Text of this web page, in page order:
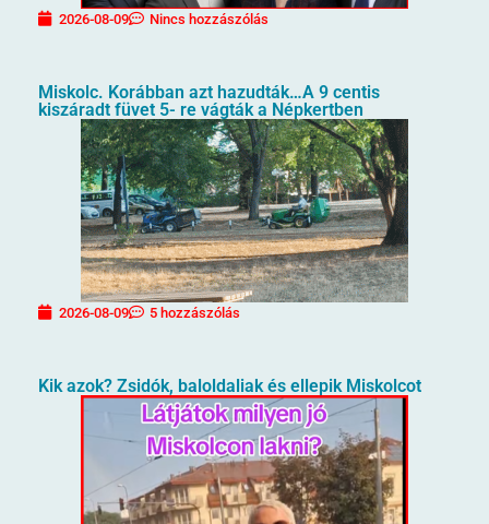
2026-08-09 Nincs hozzászólás
Miskolc. Korábban azt hazudták…A 9 centis
kiszáradt füvet 5- re vágták a Népkertben
2026-08-09 5 hozzászólás
Kik azok? Zsidók, baloldaliak és ellepik Miskolcot